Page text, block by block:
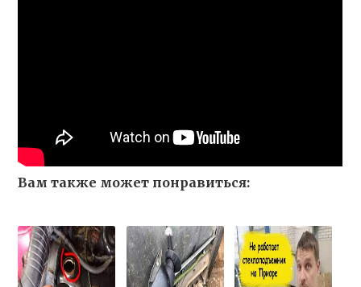
Вам также может понравиться: